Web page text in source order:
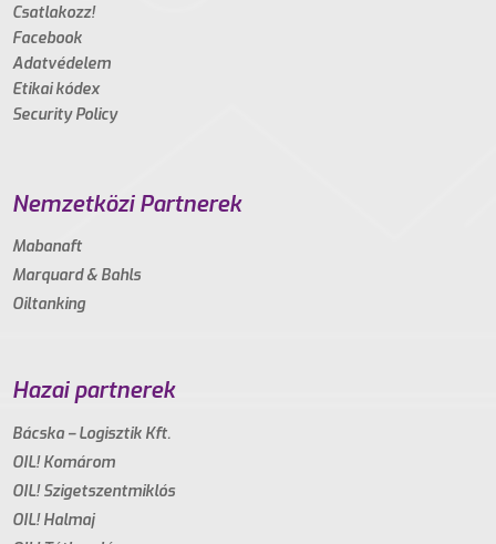
Csatlakozz!
Facebook
Adatvédelem
Etikai kódex
Security Policy
Nemzetközi Partnerek
Mabanaft
Marquard & Bahls
Oiltanking
Hazai partnerek
Bácska – Logisztik Kft.
OIL! Komárom
OIL! Szigetszentmiklós
OIL! Halmaj